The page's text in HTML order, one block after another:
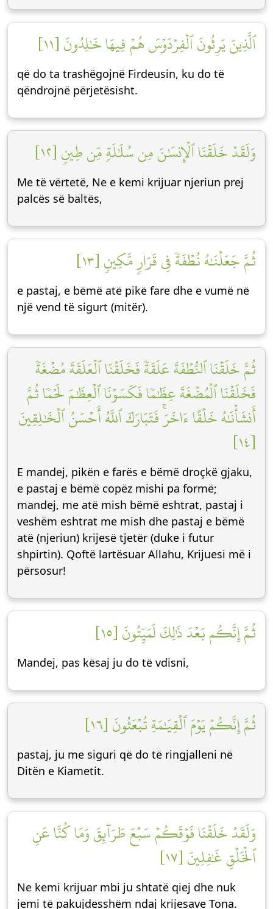
ٱلَّذِينَ يَرِثُونَ ٱلۡفِرۡدَوۡسَ هُمۡ فِيهَا خَٰلِدُونَ [١١]
që do ta trashëgojnë Firdeusin, ku do të
qëndrojnë përjetësisht.
وَلَقَدۡ خَلَقۡنَا ٱلۡإِنسَٰنَ مِن سُلَٰلَةٖ مِّن طِينٖ [١٢]
Me të vërtetë, Ne e kemi krijuar njeriun prej
palcës së baltës,
ثُمَّ جَعَلۡنَٰهُ نُطۡفَةٗ فِي قَرَارٖ مَّكِينٖ [١٣]
e pastaj, e bëmë atë pikë fare dhe e vumë në
një vend të sigurt (mitër).
ثُمَّ خَلَقۡنَا ٱلنُّطۡفَةَ عَلَقَةٗ فَخَلَقۡنَا ٱلۡعَلَقَةَ مُضۡغَةٗ
فَخَلَقۡنَا ٱلۡمُضۡغَةَ عِظَٰمٗا فَكَسَوۡنَا ٱلۡعِظَٰمَ لَحۡمٗا ثُمَّ
أَنشَأۡنَٰهُ خَلۡقًا ءَاخَرَۚ فَتَبَارَكَ ٱللَّهُ أَحۡسَنُ ٱلۡخَٰلِقِينَ
[١٤]
E mandej, pikën e farës e bëmë droçkë gjaku,
e pastaj e bëmë copëz mishi pa formë;
mandej, me atë mish bëmë eshtrat, pastaj i
veshëm eshtrat me mish dhe pastaj e bëmë
atë (njeriun) krijesë tjetër (duke i futur
shpirtin). Qoftë lartësuar Allahu, Krijuesi më i
përsosur!
ثُمَّ إِنَّكُم بَعۡدَ ذَٰلِكَ لَمَيِّتُونَ [١٥]
Mandej, pas kësaj ju do të vdisni,
ثُمَّ إِنَّكُمۡ يَوۡمَ ٱلۡقِيَٰمَةِ تُبۡعَثُونَ [١٦]
pastaj, ju me siguri që do të ringjalleni në
Ditën e Kiametit.
وَلَقَدۡ خَلَقۡنَا فَوۡقَكُمۡ سَبۡعَ طَرَآئِقَ وَمَا كُنَّا عَنِ
ٱلۡخَلۡقِ غَٰفِلِينَ [١٧]
Ne kemi krijuar mbi ju shtatë qiej dhe nuk
jemi të pakujdesshëm ndaj krijesave Tona.